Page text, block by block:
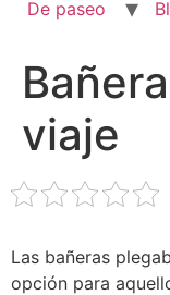
De paseo
viaje
Las bañeras
opción para